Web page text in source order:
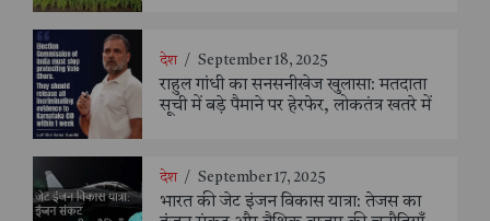
देश / September 18, 2025
राहुल गांधी का सनसनीखेज खुलासा: मतदाता
सूची में बड़े पैमाने पर हेरफेर, लोकतंत्र खतरे में
देश / September 17, 2025
भारत की जेट इंजन विकास यात्रा: तेजस का